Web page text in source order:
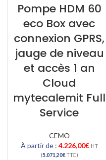
Pompe HDM 60
eco Box avec
connexion GPRS,
jauge de niveau
et accès 1 an
Cloud
mytecalemit Full
Service
CEMO
À partir de : 4.226,00€ HT
(5.071,20€TTC)